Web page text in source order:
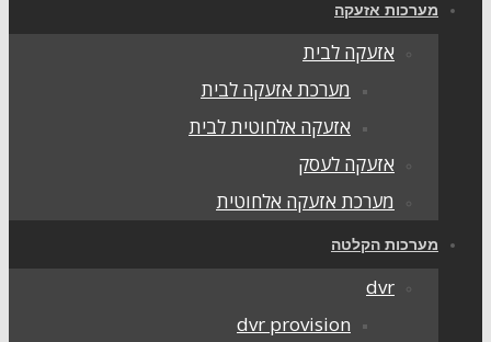
מערכות אזעקה
אזעקה לבית
מערכת אזעקה לבית
אזעקה אלחוטית לבית
אזעקה לעסק
מערכת אזעקה אלחוטית
מערכות הקלטה
dvr
dvr provision